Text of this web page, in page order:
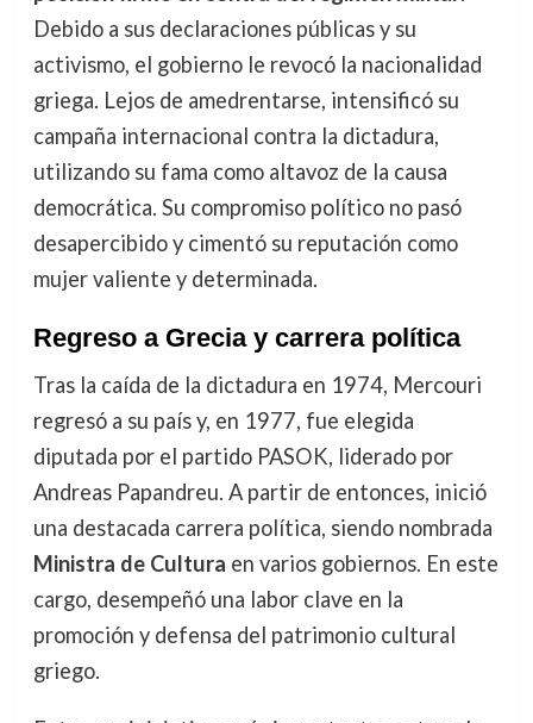
Debido a sus declaraciones públicas y su
activismo, el gobierno le revocó la nacionalidad
griega. Lejos de amedrentarse, intensificó su
campaña internacional contra la dictadura,
utilizando su fama como altavoz de la causa
democrática. Su compromiso político no pasó
desapercibido y cimentó su reputación como
mujer valiente y determinada.
Regreso a Grecia y carrera política
Tras la caída de la dictadura en 1974, Mercouri
regresó a su país y, en 1977, fue elegida
diputada por el partido PASOK, liderado por
Andreas Papandreu. A partir de entonces, inició
una destacada carrera política, siendo nombrada
Ministra de Cultura en varios gobiernos. En este
cargo, desempeñó una labor clave en la
promoción y defensa del patrimonio cultural
griego.